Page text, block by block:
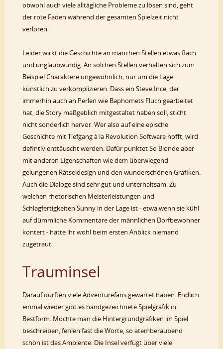
obwohl auch viele alltägliche Probleme zu lösen sind, geht
der rote Faden während der gesamten Spielzeit nicht
verloren.
Leider wirkt die Geschichte an manchen Stellen etwas flach
und unglaubwürdig. An solchen Stellen verhalten sich zum
Beispiel Charaktere ungewöhnlich, nur um die Lage
künstlich zu verkomplizieren. Dass ein Steve Ince, der
immerhin auch an Perlen wie Baphomets Fluch gearbeitet
hat, die Story maßgeblich mitgestaltet haben soll, sticht
nicht sonderlich hervor. Wer also auf eine epische
Geschichte mit Tiefgang à la Revolution Software hofft, wird
defintiv enttäuscht werden. Dafür punktet So Blonde aber
mit anderen Eigenschaften wie dem überwiegend
gelungenen Rätseldesign und den wunderschönen Grafiken.
Auch die Dialoge sind sehr gut und unterhaltsam. Zu
welchen rhetorischen Meisterleistungen und
Schlagfertigkeiten Sunny in der Lage ist - etwa wenn sie kühl
auf dümmliche Kommentare der männlichen Dorfbewohner
kontert - hätte ihr wohl beim ersten Anblick niemand
zugetraut.
Trauminsel
Darauf dürften viele Adventurefans gewartet haben. Endlich
einmal wieder gibt es handgezeichnete Spielgrafik in
Bestform. Möchte man die Hintergrundgrafiken im Spiel
beschreiben, fehlen fast die Worte, so atemberaubend
schön ist das Ambiente. Die Insel verfügt über viele